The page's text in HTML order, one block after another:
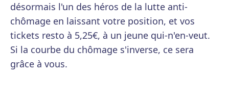
désormais l'un des héros de la lutte anti-
chômage en laissant votre position, et vos
tickets resto à 5,25€, à un jeune qui-n'en-veut.
Si la courbe du chômage s'inverse, ce sera
grâce à vous.